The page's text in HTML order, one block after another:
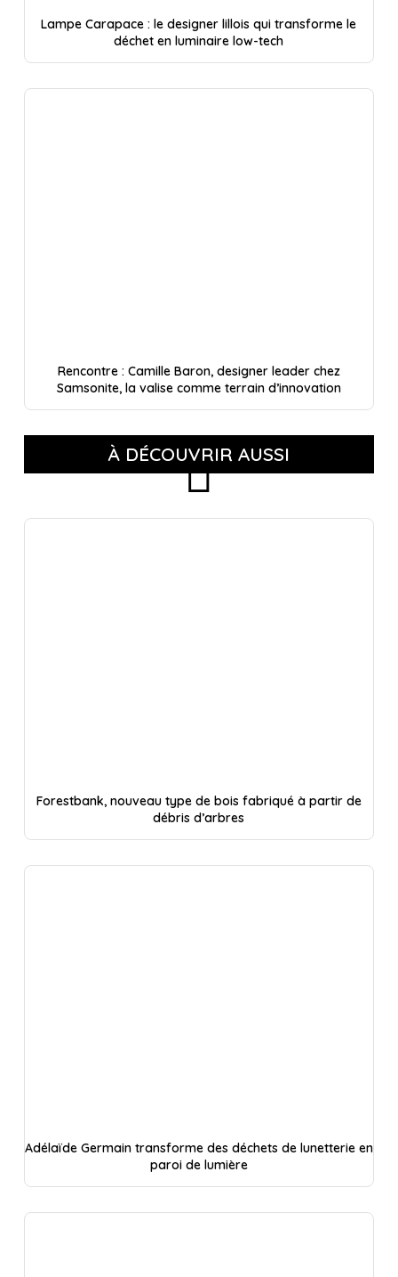
Lampe Carapace : le designer lillois qui transforme le
déchet en luminaire low-tech
Rencontre : Camille Baron, designer leader chez
Samsonite, la valise comme terrain d’innovation
À DÉCOUVRIR AUSSI
Forestbank, nouveau type de bois fabriqué à partir de
débris d’arbres
Adélaïde Germain transforme des déchets de lunetterie en
paroi de lumière